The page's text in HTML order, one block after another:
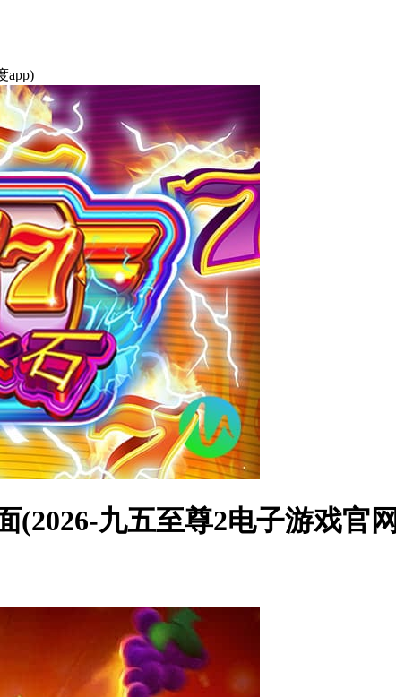
app)
(2026-九五至尊2电子游戏官网